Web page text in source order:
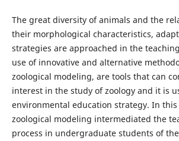
The great diversity of animals and the
their morphological characteristics,
strategies are approached in the
use of innovative and alternative
zoological modeling, are tools that can
interest in the study of zoology and it is
environmental education strategy. In
zoological modeling intermediated the
process in undergraduate students of